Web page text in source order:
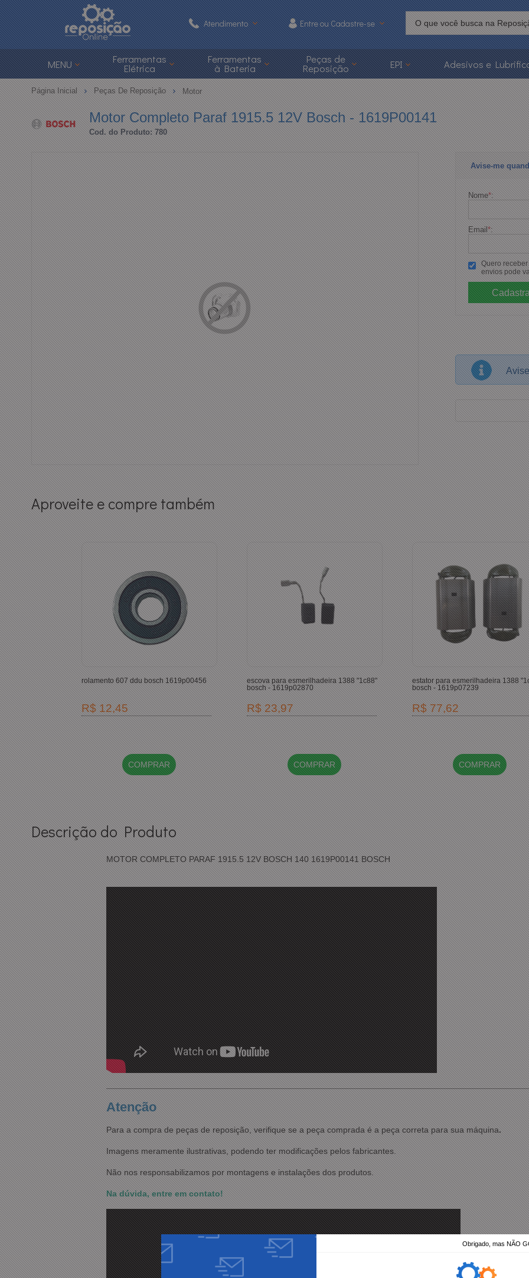
Obrigado, mas NÃO
Atendimento
(48) 3626-1215
(48) 3626-1215
atendimento@reposicaoonline.com.br
Central de Ajuda
Entre ou Cadastre-se
MENU Ferramentas
Elétrica
Ferramentas
à Bateria
Peças de
Reposição EPI Adesivos e
Página Inicial Peças De Reposição Motor
Motor Completo Paraf 1915.5 12V Bosch - 1619P00141
Cod. do Produto: 780
Avise-me
Nome*:
Email*:
Quero
envios pode
Aproveite e compre também
rolamento 607 ddu bosch 1619p00456
R$ 12,45
COMPRAR
escova para esmerilhadeira 1388 "1c88"
bosch - 1619p02870
R$ 23,97
COMPRAR
estator para esmerilhadeira 1388
bosch - 1619p07239
R$ 77,62
COMPRAR
Descrição do Produto
MOTOR COMPLETO PARAF 1915.5 12V BOSCH 140 1619P00141 BOSCH
Atenção
Para a compra de peças de reposição, verifique se a peça comprada é a peça correta para sua máquina.
Imagens meramente ilustrativas, podendo ter modificações pelos fabricantes.
Não nos responsabilizamos por montagens e instalações dos produtos.
Na dúvida, entre em contato!